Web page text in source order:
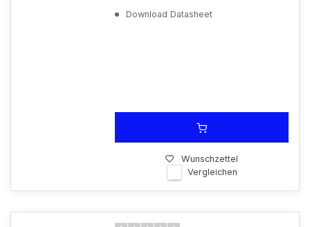
Download Datasheet
Wunschzettel
Vergleichen